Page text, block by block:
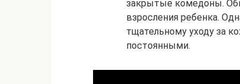
закрытые комедоны.
взросления ребенка.
тщательному уходу за
постоянными.